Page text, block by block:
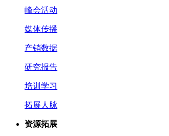
峰会活动
媒体传播
产销数据
研究报告
培训学习
拓展人脉
资源拓展